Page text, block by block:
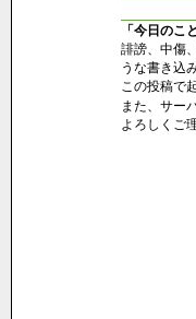
「今日のこ
誹謗、中傷
うな書き込
この投稿で
また、サー
よろしくご